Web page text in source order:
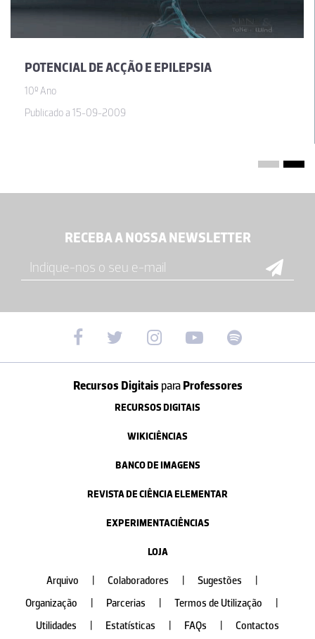
POTENCIAL DE ACÇÃO E EPILEPSIA
10º Ano
Publicado a 15-09-2009
RECEBA A NOSSA NEWSLETTER
Recursos Digitais paraProfessores
RECURSOS DIGITAIS
WIKICIÊNCIAS
BANCO DE IMAGENS
REVISTA DE CIÊNCIA ELEMENTAR
EXPERIMENTACIÊNCIAS
LOJA
Arquivo Colaboradores Sugestões
Organização
Parcerias Termos de Utilização
Utilidades
Estatísticas FAQs Contactos